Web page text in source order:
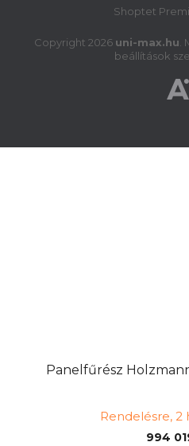
1 972
Panelfűrész
Rendelésre,
994
Shoptet
Copyright 2026 uni-max.hu
beállítások